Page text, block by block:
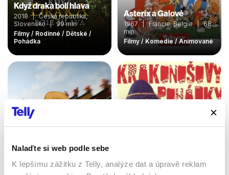
Nalaďte si web podle sebe
K lepšímu zážitku z Telly, analýze dat a úpravě reklam
Když draka bolí hlava
2018 | Česká republika,
Slovensko | 99 min
Filmy / Rodinné / Dětské /
Pohádka
Asterix a Galové
1967 | Francie, Belgie | 68
min
Filmy / Komedie / Animované
Wallace a Gromit:
Markvart